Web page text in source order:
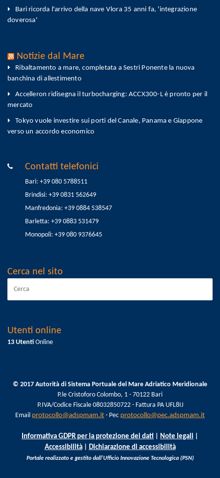
Bari ricorda l'arrivo della nave Vlora 35 anni fa, 'integrazione
doverosa'
Notizie dal Mare
Ribaltamento a mare, completata a Sestri Ponente la nuova
banchina di allestimento
Accelleron ridisegna il turbocharging: ACCX300-L è pronto per il
mercato
Tokyo vuole investire sui porti del Canale, Panama e Giappone
verso un accordo economico
Contatti telefonici
Bari: +39 080 5788511
Brindisi: +39 0831 562649
Manfredonia: +39 0884 538547
Barletta: +39 0883 531479
Monopoli: +39 080 9376645
Cerca nel sito
Utenti online
13 Utenti Online
© 2017 Autorità di Sistema Portuale del Mare Adriatico Meridionale
P.le Cristoforo Colombo, 1 - 70122 Bari
P.IVA/Codice Fiscale 08032850722 - Fattura PA UFL8IJ
Email protocollo@adspmam.it - Pec protocollo@pec.adspmam.it
Informativa GDPR per la protezione dei dati Note legali
Accessibilità| Dichiarazione di accessibilità
Portale realizzato e gestito dall'Ufficio Innovazione Tecnologica (PSN)